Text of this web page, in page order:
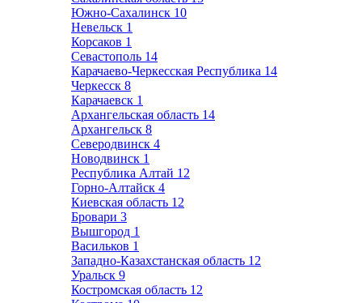
Южно-Сахалинск 10
Невельск 1
Корсаков 1
Севастополь 14
Карачаево-Черкесская Республика 14
Черкесск 8
Карачаевск 1
Архангельская область 14
Архангельск 8
Северодвинск 4
Новодвинск 1
Республика Алтай 12
Горно-Алтайск 4
Киевская область 12
Бровари 3
Вышгород 1
Васильков 1
Западно-Казахстанская область 12
Уральск 9
Костромская область 12